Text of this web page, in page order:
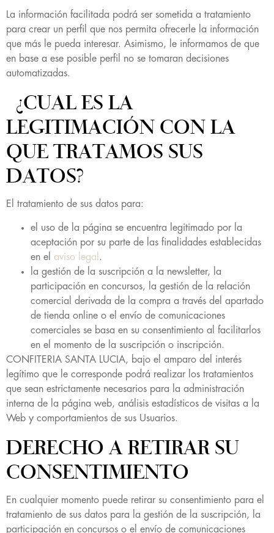
La información facilitada podrá ser sometida a tratamiento
para crear un perfil que nos permita ofrecerle la información
que más le pueda interesar. Asimismo, le informamos de que
en base a ese posible perfil no se tomaran decisiones
automatizadas.
¿CUAL ES LA
LEGITIMACIÓN CON LA
QUE TRATAMOS SUS
DATOS?
El tratamiento de sus datos para:
el uso de la página se encuentra legitimado por la
aceptación por su parte de las finalidades establecidas
en el aviso legal .
la gestión de la suscripción a la newsletter, la
participación en concursos, la gestión de la relación
comercial derivada de la compra a través del apartado
de tienda online o el envío de comunicaciones
comerciales se basa en su consentimiento al facilitarlos
en el momento de la suscripción o inscripción.
CONFITERIA SANTA LUCIA, bajo el amparo del interés
legítimo que le corresponde podrá realizar los tratamientos
que sean estrictamente necesarios para la administración
interna de la página web, análisis estadísticos de visitas a la
Web y comportamientos de sus Usuarios.
DERECHO A RETIRAR SU
CONSENTIMIENTO
En cualquier momento puede retirar su consentimiento para el
tratamiento de sus datos para la gestión de la suscripción, la
participación en concursos o el envío de comunicaciones